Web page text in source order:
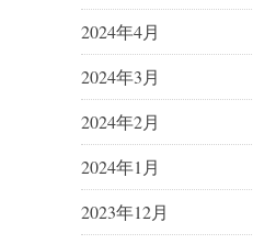
2024年4月
2024年3月
2024年2月
2024年1月
2023年12月